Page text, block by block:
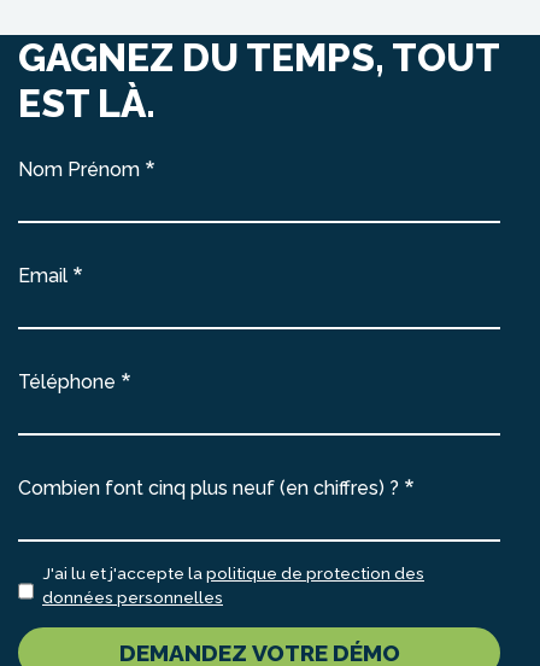
GAGNEZ DU TEMPS, TOUT
EST LÀ.
Nom Prénom
Email
Téléphone
Combien font cinq plus neuf (en chiffres) ?
J'ai lu et j'accepte lapolitique de protection des
données personnelles
DEMANDEZ VOTRE DÉMO